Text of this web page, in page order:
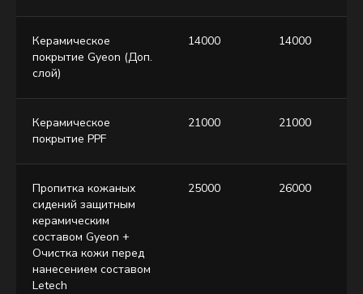
Керамическое
покрытие Gyeon (Доп.
слой)
14000 14000
Керамическое
покрытие PPF
21000 21000
Пропитка кожаных
сидений защитным
керамическим
составом Gyeon +
Очистка кожи перед
нанесением составом
Letech
25000 26000